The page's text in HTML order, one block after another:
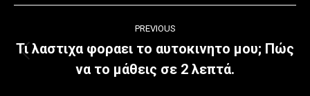
navigation
PREVIOUS
post:
Τι λαστιχα φοραει το αυτοκινητο μου; Πώς
να το μάθεις σε 2 λεπτά.